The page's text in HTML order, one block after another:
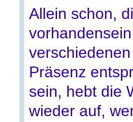
Allein schon,
Präsenz
sein, hebt die
wieder auf,